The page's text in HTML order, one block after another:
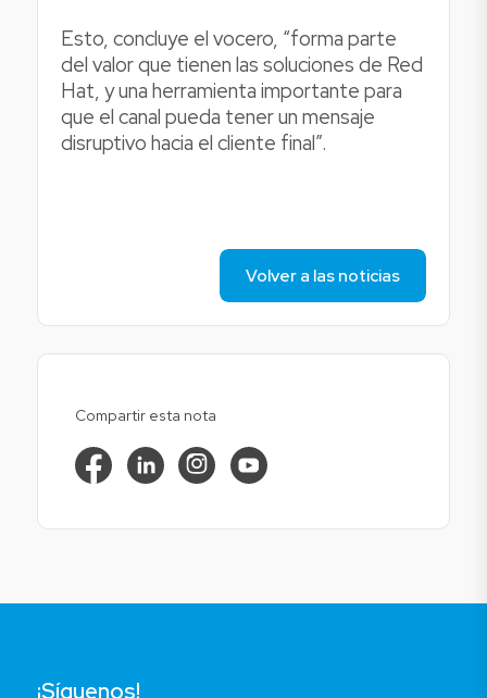
Esto, concluye el vocero, “forma parte
del valor que tienen las soluciones de Red
Hat, y una herramienta importante para
que el canal pueda tener un mensaje
disruptivo hacia el cliente final”.
Volver a las noticias
Compartir esta nota
¡Síguenos!